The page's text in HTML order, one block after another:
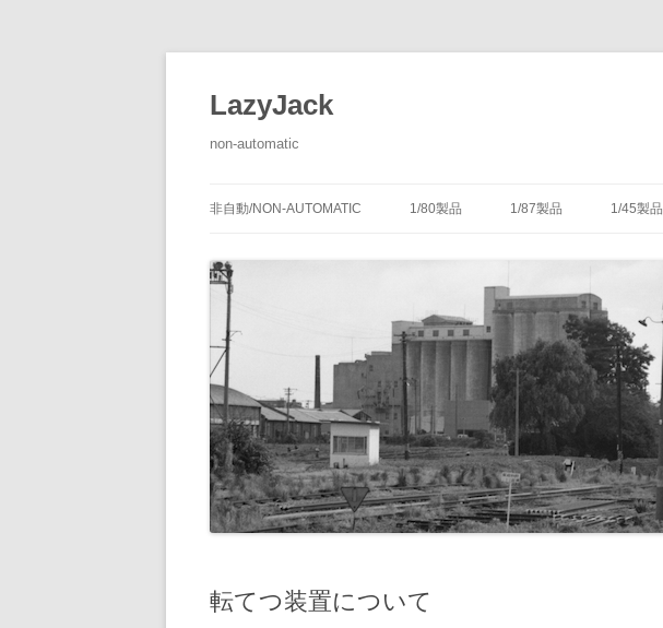
LazyJack
non-automatic
非自動/NON-AUTOMATIC
腕木式信号機の細部
各地の腕木式信号機
閉塞装置 通票受授具（タブレットキャリヤ）
通票通過授受のための通票受授柱設
備について
通票受柱（受器）一覧
通票授柱（授器）一覧
旧国鉄路線閉塞方式一覧-北海道
連動装置 第１種機械連動装置
第１種電気機連動装置
第２種機械連動装置
機械式の信号・転てつてこ
鉄管伝導装置
転てつ装置 転てつ器転換装置
1/80製品
-1/80-単灯形信号機
-1/80-多灯形信号機
-1/80-停車場・駅
-1/80-線路・架線
-1/80-客車・暖房車
-1/80-気動車
1/87製品
-1/87-転てつ器
-1/87-標識類
-1/87-架線柱
-1/87-客車
1/45製品
転てつ装置について